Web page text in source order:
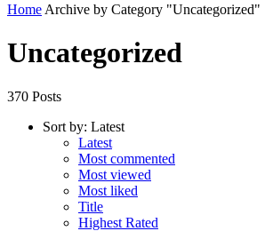
Home Archive by Category "Uncategorized"
Uncategorized
370 Posts
Sort by: Latest
Latest
Most commented
Most viewed
Most liked
Title
Highest Rated